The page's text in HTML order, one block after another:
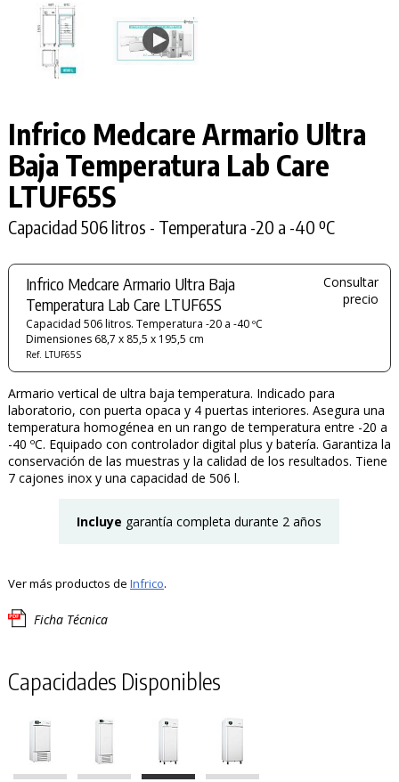
Infrico Medcare Armario Ultra
Baja Temperatura Lab Care
LTUF65S
Capacidad 506 litros - Temperatura -20 a -40 ºC
Infrico Medcare Armario Ultra Baja
Temperatura Lab Care LTUF65S
Capacidad 506 litros. Temperatura -20 a -40 ºC
Dimensiones 68,7 x 85,5 x 195,5 cm
Ref. LTUF65S
Consultar
precio
Armario vertical de ultra baja temperatura. Indicado para
laboratorio, con puerta opaca y 4 puertas interiores. Asegura una
temperatura homogénea en un rango de temperatura entre -20 a
-40 ºC. Equipado con controlador digital plus y batería. Garantiza la
conservación de las muestras y la calidad de los resultados. Tiene
7 cajones inox y una capacidad de 506 l.
Incluye garantía completa durante 2 años
Ver más productos de Infrico.
Ficha Técnica
Capacidades Disponibles